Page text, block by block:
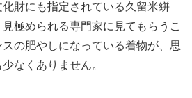
財にも指定されている久留米絣
極められる専門家に見てもらうこ
の肥やしになっている着物が、思
なくありません。